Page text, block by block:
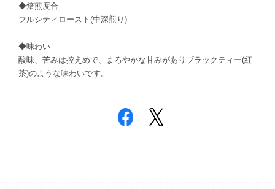
◆焙煎度合
フルシティロースト(中深煎り)
◆味わい
酸味、苦みは控えめで、まろやかな甘みがありブラックティー(紅
茶)のような味わいです。